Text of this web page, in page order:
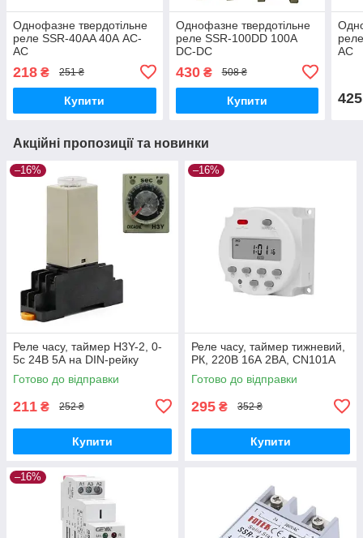
Однофазне твердотільне
реле SSR-40AA 40А AC-
AC
218 ₴ 251 ₴
Купити
Однофазне твердотільне
реле SSR-100DD 100А
DC-DC
430₴ 508 ₴
Купити
AC
425
Акційні пропозиції та новинки
–16%
Реле часу, таймер H3Y-2, 0-
5c 24В 5А на DIN-рейку
Готово до відправки
211 ₴ 252 ₴
Купити
–16%
Реле часу, таймер тижневий,
РК, 220В 16А 2ВА, CN101A
Готово до відправки
295 ₴ 352 ₴
Купити
–16%